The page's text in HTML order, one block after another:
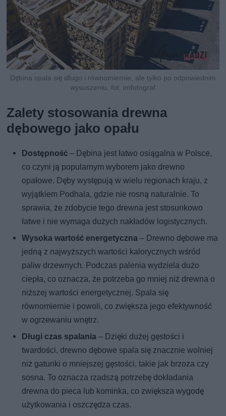
Dębina spala się długo i równomiernie, ale tylko po odpowiednim
wysuszeniu, fot. imfotograf
Zalety stosowania drewna
dębowego jako opału
Dostępność – Dębina jest łatwo osiągalna w Polsce,
co czyni ją popularnym wyborem jako drewno
opałowe. Dęby występują w wielu regionach kraju, z
wyjątkiem Podhala, gdzie nie rosną naturalnie. To
sprawia, że zdobycie tego drewna jest stosunkowo
łatwe i nie wymaga dużych nakładów logistycznych.
Wysoka wartość energetyczna – Drewno dębowe ma
jedną z najwyższych wartości kalorycznych wśród
paliw drzewnych. Podczas palenia wydziela dużo
ciepła, co oznacza, że potrzeba go mniej niż drewna o
niższej wartości energetycznej. Spala się
równomiernie i powoli, co zwiększa jego efektywność
w ogrzewaniu wnętrz.
Długi czas spalania – Dzięki dużej gęstości i
twardości, drewno dębowe spala się znacznie wolniej
niż gatunki o mniejszej gęstości, takie jak brzoza czy
sosna. To oznacza rzadszą potrzebę dokładania
drewna do pieca lub kominka, co zwiększa wygodę
użytkowania i oszczędza czas.